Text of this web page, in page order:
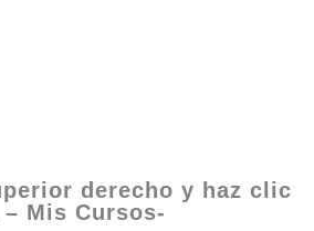
derecho y haz clic
Mis Cursos-